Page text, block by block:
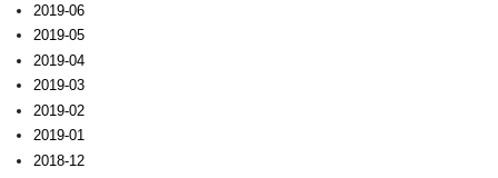
2019-06
2019-05
2019-04
2019-03
2019-02
2019-01
2018-12